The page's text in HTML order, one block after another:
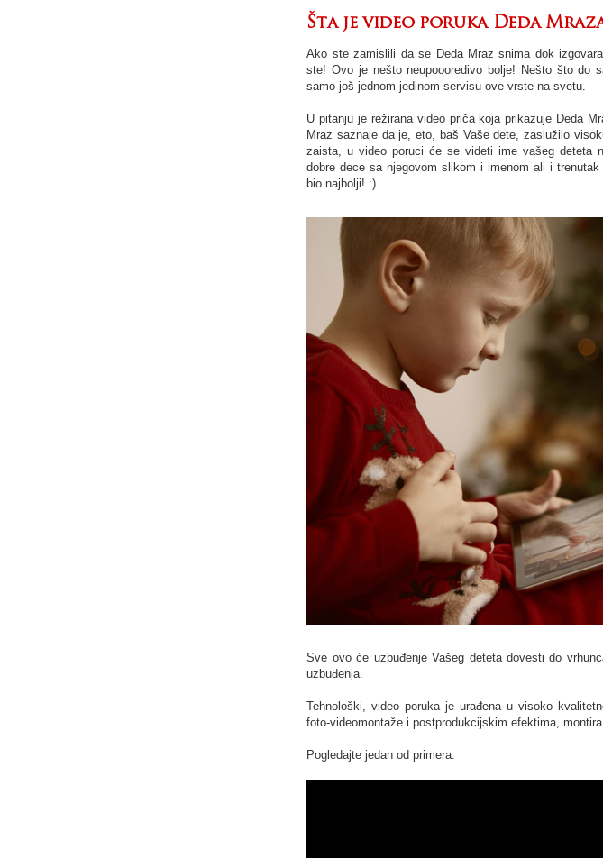
Šta je video poruka Deda
Ako ste zamislili da se Deda Mraz snima dok
ste! Ovo je nešto neupoooredivo bolje! Nešto što do
samo još jednom-jedinom servisu ove vrste na svetu.
U pitanju je režirana video priča koja prikazuje Deda
Mraz saznaje da je, eto, baš Vaše dete, zaslužilo
zaista, u video poruci će se videti ime vašeg deteta
dobre dece sa njegovom slikom i imenom ali i
bio najbolji! :)
Sve ovo će uzbuđenje Vašeg deteta dovesti do
uzbuđenja.
Tehnološki, video poruka je urađena u visoko
foto-videomontaže i postprodukcijskim efektima,
Pogledajte jedan od primera: